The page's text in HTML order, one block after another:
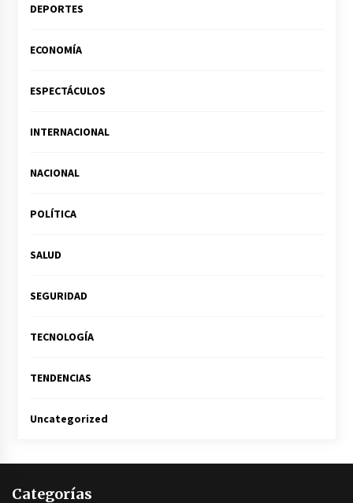
DEPORTES
ECONOMÍA
ESPECTÁCULOS
INTERNACIONAL
NACIONAL
POLÍTICA
SALUD
SEGURIDAD
TECNOLOGÍA
TENDENCIAS
Uncategorized
Categorías